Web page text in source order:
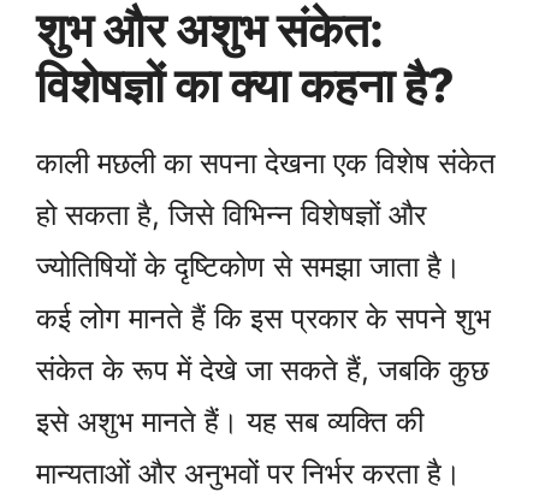
शुभ और अशुभ संकेत:
विशेषज्ञों का क्या कहना है?
काली मछली का सपना देखना एक विशेष संकेत
हो सकता है, जिसे विभिन्न विशेषज्ञों और
ज्योतिषियों के दृष्टिकोण से समझा जाता है।
कई लोग मानते हैं कि इस प्रकार के सपने शुभ
संकेत के रूप में देखे जा सकते हैं, जबकि कुछ
इसे अशुभ मानते हैं। यह सब व्यक्ति की
मान्यताओं और अनुभवों पर निर्भर करता है।